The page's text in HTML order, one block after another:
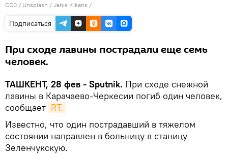
CC0 / Unsplash / Janis Kikans /
Подписаться
При сходе лавины пострадали еще семь
человек.
ТАШКЕНТ, 28 фев - Sputnik. При сходе снежной
лавины в Карачаево-Черкесии погиб один человек,
сообщает RT.
Известно, что один пострадавший в тяжелом
состоянии направлен в больницу в станицу
Зеленчукскую.